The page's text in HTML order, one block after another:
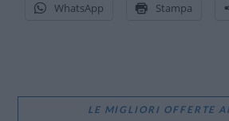
WhatsApp Stampa
LE MIGLIORI OFFERTE